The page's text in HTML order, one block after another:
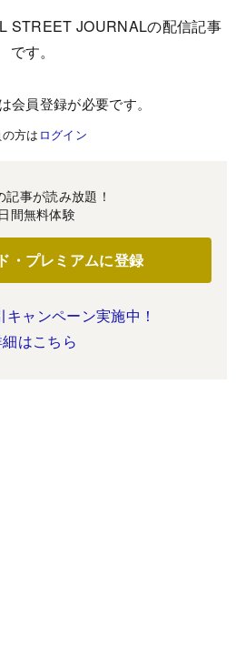
STREET JOURNALの配信記事
です。
会員登録が必要です。
方は ログイン
記事が読み放題！
間無料体験
・プレミアムに登録
ャンペーン実施中！
はこちら